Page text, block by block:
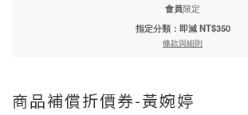
會員限定
指定分類：即減 NT$350
條款與細則
商品補償折價券-黃婉婷